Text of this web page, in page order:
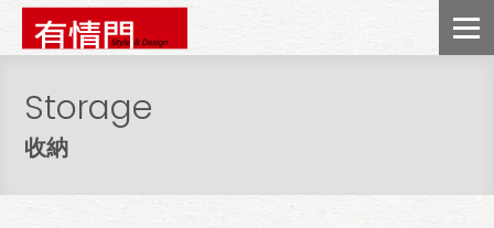
Storage
收納